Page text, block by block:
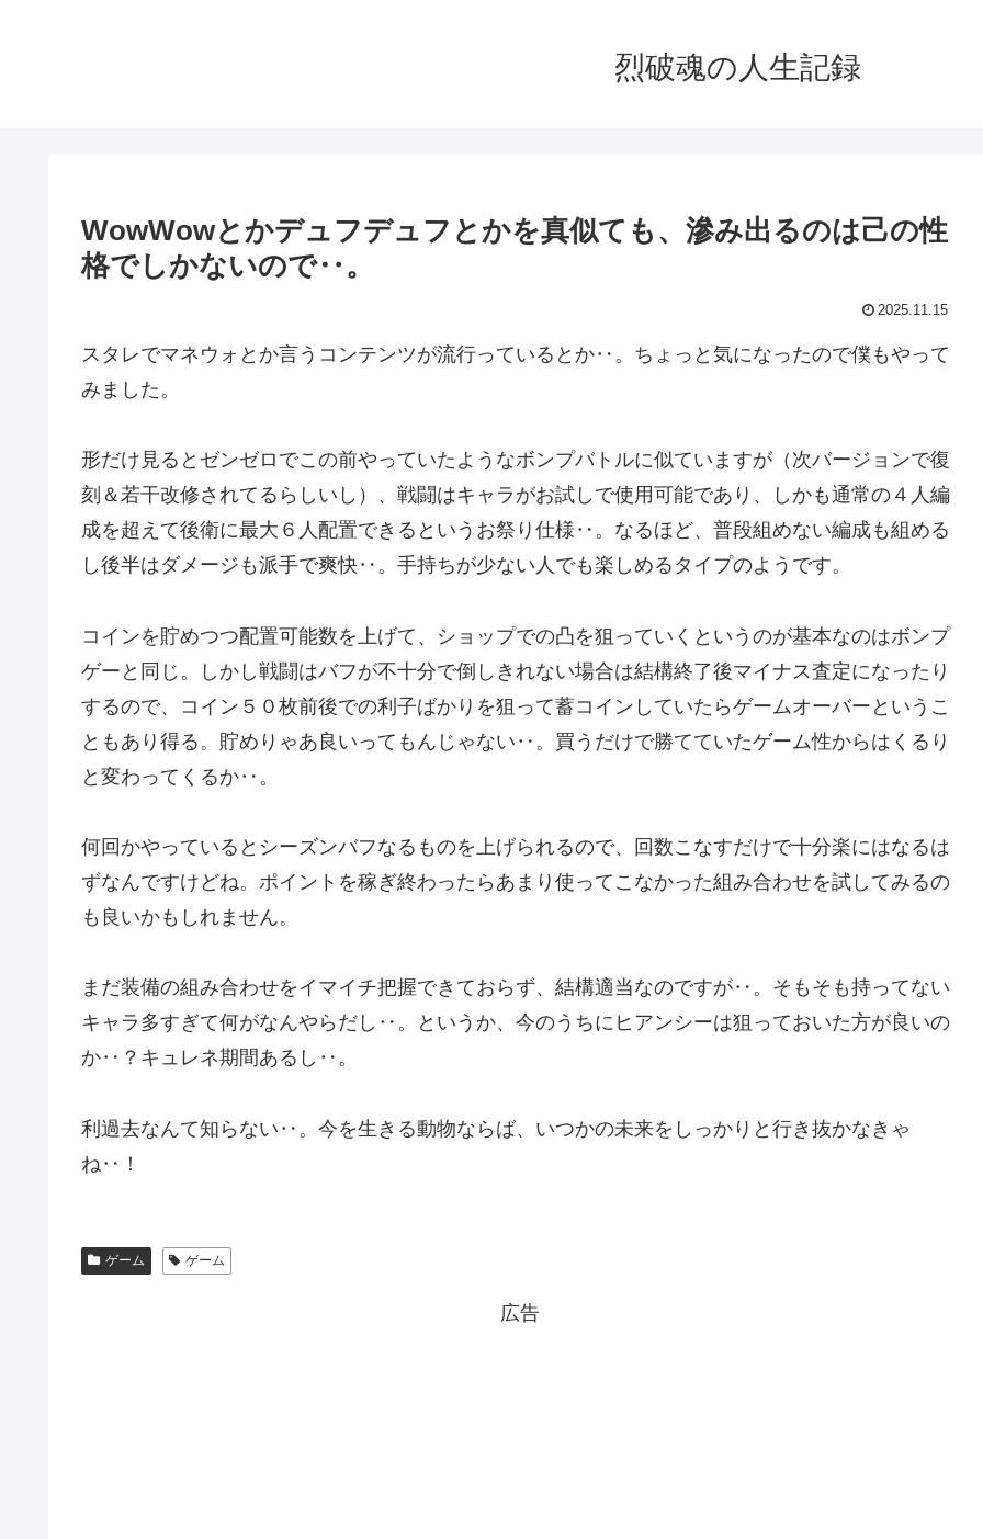
烈破魂の人生記録
WowWowとかデュフデュフとかを真似ても、滲み出るのは己の性
格でしかないので‥。
2025.11.15
スタレでマネウォとか言うコンテンツが流行っているとか‥。ちょっと気になったので僕もやって
みました。
形だけ見るとゼンゼロでこの前やっていたようなボンプバトルに似ていますが（次バージョンで復
刻＆若干改修されてるらしいし）、戦闘はキャラがお試しで使用可能であり、しかも通常の４人編
成を超えて後衛に最大６人配置できるというお祭り仕様‥。なるほど、普段組めない編成も組める
し後半はダメージも派手で爽快‥。手持ちが少ない人でも楽しめるタイプのようです。
コインを貯めつつ配置可能数を上げて、ショップでの凸を狙っていくというのが基本なのはボンプ
ゲーと同じ。しかし戦闘はバフが不十分で倒しきれない場合は結構終了後マイナス査定になったり
するので、コイン５０枚前後での利子ばかりを狙って蓄コインしていたらゲームオーバーというこ
ともあり得る。貯めりゃあ良いってもんじゃない‥。買うだけで勝てていたゲーム性からはくるり
と変わってくるか‥。
何回かやっているとシーズンバフなるものを上げられるので、回数こなすだけで十分楽にはなるは
ずなんですけどね。ポイントを稼ぎ終わったらあまり使ってこなかった組み合わせを試してみるの
も良いかもしれません。
まだ装備の組み合わせをイマイチ把握できておらず、結構適当なのですが‥。そもそも持ってない
キャラ多すぎて何がなんやらだし‥。というか、今のうちにヒアンシーは狙っておいた方が良いの
か‥？キュレネ期間あるし‥。
利過去なんて知らない‥。今を生きる動物ならば、いつかの未来をしっかりと行き抜かなきゃ
ね‥！
ゲーム ゲーム
広告